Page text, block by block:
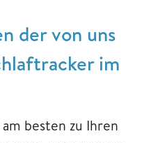
der von uns
im
besten zu Ihren